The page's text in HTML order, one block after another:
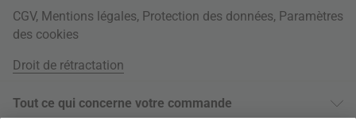
CGV, Mentions légales, Protection des données, Paramètres
des cookies
Droit de rétractation
Tout ce qui concerne votre commande